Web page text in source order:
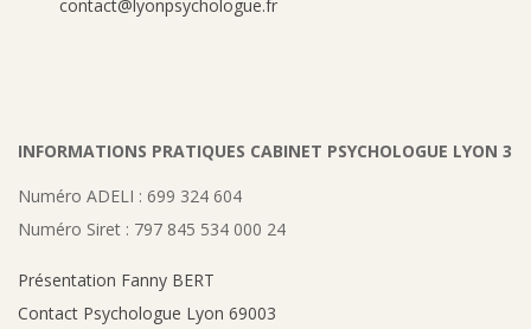
contact@lyonpsychologue.fr
INFORMATIONS PRATIQUES CABINET PSYCHOLOGUE LYON 3
Numéro ADELI : 699 324 604
Numéro Siret : 797 845 534 000 24
Présentation Fanny BERT
Contact Psychologue Lyon 69003